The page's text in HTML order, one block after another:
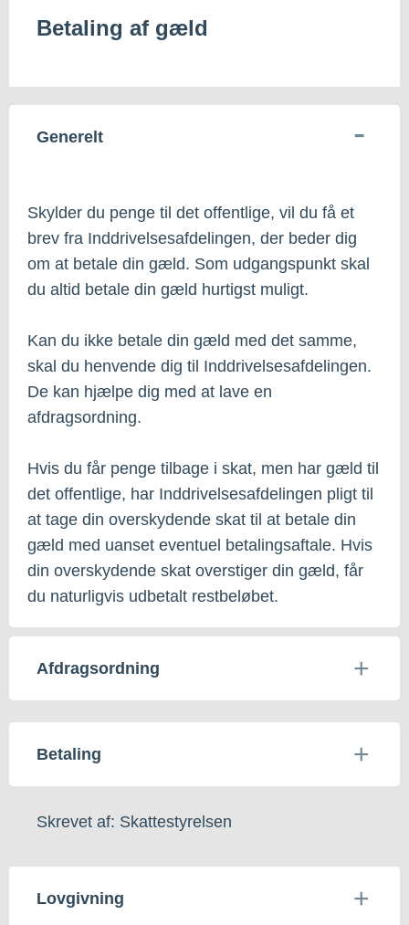
Betaling af gæld
Generelt
Skylder du penge til det offentlige, vil du få et
brev fra Inddrivelsesafdelingen, der beder dig
om at betale din gæld. Som udgangspunkt skal
du altid betale din gæld hurtigst muligt.
Kan du ikke betale din gæld med det samme,
skal du henvende dig til Inddrivelsesafdelingen.
De kan hjælpe dig med at lave en
afdragsordning.
Hvis du får penge tilbage i skat, men har gæld til
det offentlige, har Inddrivelsesafdelingen pligt til
at tage din overskydende skat til at betale din
gæld med uanset eventuel betalingsaftale. Hvis
din overskydende skat overstiger din gæld, får
du naturligvis udbetalt restbeløbet.
Afdragsordning
Betaling
Skrevet af: Skattestyrelsen
Lovgivning